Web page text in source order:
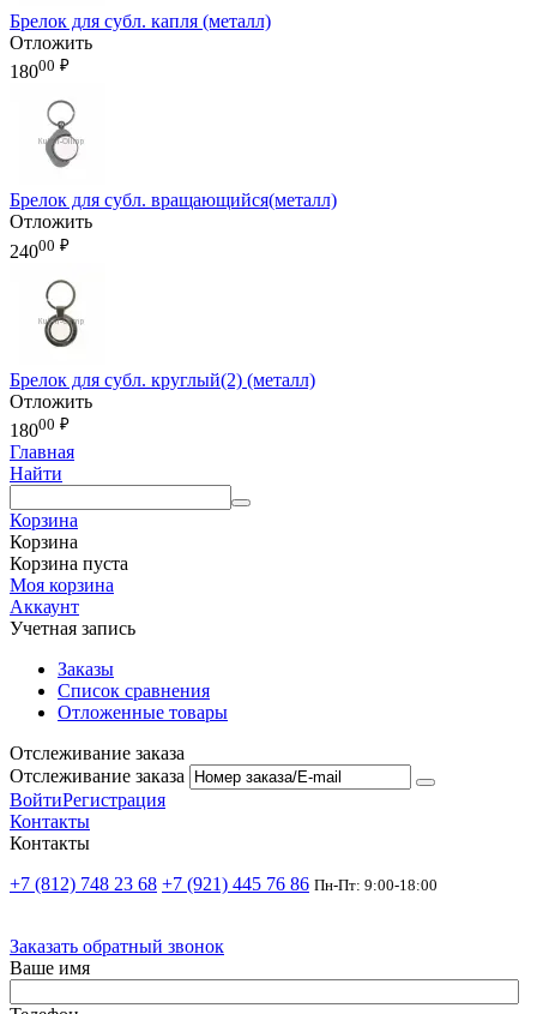
Брелок для субл. капля (металл)
Отложить
18000 ₽
Брелок для субл. вращающийся(металл)
Отложить
24000 ₽
Брелок для субл. круглый(2) (металл)
Отложить
18000 ₽
Главная
Найти
Корзина
Корзина
Корзина пуста
Моя корзина
Аккаунт
Учетная запись
Заказы
Список сравнения
Отложенные товары
Отслеживание заказа
Отслеживание заказа
ВойтиРегистрация
Контакты
Контакты
+7 (812) 748 23 68 +7 (921) 445 76 86 Пн-Пт: 9:00-18:00
Заказать обратный звонок
Ваше имя